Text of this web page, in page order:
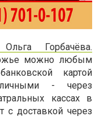
Горбачёва.
можно любым
картой
- через
кассах в
с доставкой через